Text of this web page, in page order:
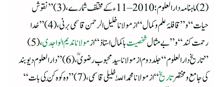
(2) ماہنامہ دار العلوم؛ 2010 – 11ء کے مختلف شمارے، (3) ”نقوش
حیات“ و ”قافلۂ علم و کمال“ از مولانا خلیل الرحمن قاسمی برنی، (4) ”خدا
رحمت کند“ و ”بے مثالشخصیتباکمال استاذ“ ازمولانا ندیم الواجدی
، (5)
”تاریخ دار العلوم“ جلد دوم از مولانا سید محبوب رضویؒ، (6) ”دار العلوم دیوبند
کی جامع و مختصرتاریخ
“ از مولانا محمد اللّٰہ خلیلی قاسمی، (7) ”وہ کوہ کَن کی بات“